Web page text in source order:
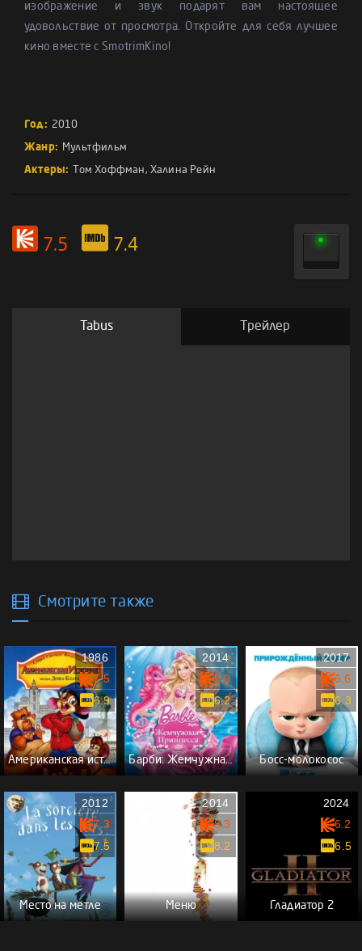
изображение и звук подарят вам настоящее
удовольствие от просмотра. Откройте для себя лучшее
кино вместе с SmotrimKino!
Год: 2010
Жанр: Мультфильм
Актеры: Том Хоффман, Халина Рейн
7.5 7.4
Tabus Трейлер
Смотрите также
Американская история
1986
7.5
6.9
Барби: Жемчужная Принцесса
2014
6.0
6.2
Босс-молокосос
2017
6.6
6.3
Место на метле
2012
7.3
7.5
Меню
2014
8.3
8.2
Гладиатор 2
2024
6.2
6.5